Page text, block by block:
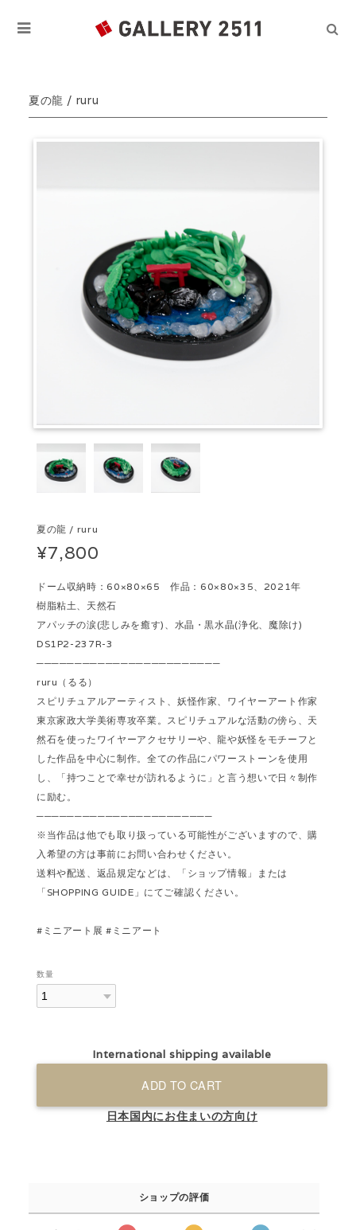
夏の龍 / ruru
夏の龍 / ruru
¥7,800
ドーム収納時：60×80×65 作品：60×80×35、2021年
樹脂粘土、天然石
アパッチの涙(悲しみを癒す)、水晶・黒水晶(浄化、魔除け)
DS1P2-237R-3
────────────────────────
ruru（るる）
スピリチュアルアーティスト、妖怪作家、ワイヤーアート作家
東京家政大学美術専攻卒業。スピリチュアルな活動の傍ら、天
然石を使ったワイヤーアクセサリーや、龍や妖怪をモチーフと
した作品を中心に制作。全ての作品にパワーストーンを使用
し、「持つことで幸せが訪れるように」と言う想いで日々制作
に励む。
───────────────────────
※当作品は他でも取り扱っている可能性がございますので、購
入希望の方は事前にお問い合わせください。
送料や配送、返品規定などは、「ショップ情報」または
「SHOPPING GUIDE」にてご確認ください。
#ミニアート展 #ミニアート
数量
International shipping available
ADD TO CART
日本国内にお住まいの方向け
ショップの評価